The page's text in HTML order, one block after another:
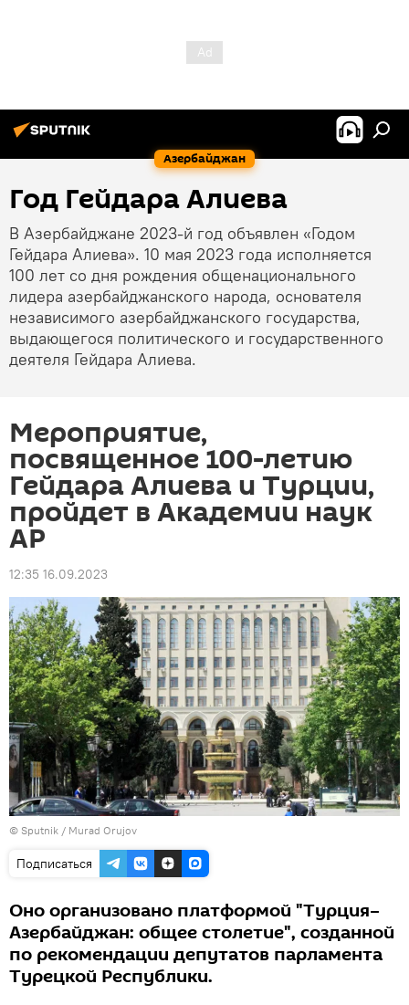
Азербайджан
Год Гейдара Алиева
В Азербайджане 2023-й год объявлен «Годом
Гейдара Алиева». 10 мая 2023 года исполняется
100 лет со дня рождения общенационального
лидера азербайджанского народа, основателя
независимого азербайджанского государства,
выдающегося политического и государственного
деятеля Гейдара Алиева.
Мероприятие,
посвященное 100-летию
Гейдара Алиева и Турции,
пройдет в Академии наук
АР
12:35 16.09.2023
© Sputnik / Murad Orujov
Подписаться
Оно организовано платформой "Турция–
Азербайджан: общее столетие", созданной
по рекомендации депутатов парламента
Турецкой Республики.